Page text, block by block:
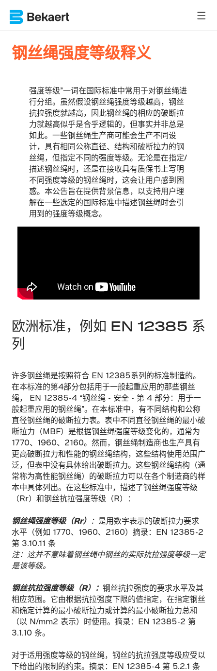
钢丝绳强度等级释义
强度等级”一词在国际标准中常用于对钢丝绳进
行分组。虽然假设钢丝绳强度等级越高，钢丝
抗拉强度就越高，因此钢丝绳的相应的破断拉
力就越高似乎是合乎逻辑的，但事实并非总是
如此。一些钢丝绳生产商可能会生产不同设
计，具有相同公称直径、结构和破断拉力的钢
丝绳，但指定不同的强度等级。无论是在指定/
描述钢丝绳时，还是在接收具有质保书上写明
不同强度等级的钢丝绳时，这会让用户感到困
惑。本公告旨在提供背景信息，以支持用户理
解在一些选定的国际标准中描述钢丝绳时会引
用到的强度等级概念。
欧洲标准，例如 EN 12385 系
列
许多钢丝绳是按照符合 EN 12385系列的标准制造的。
在本标准的第4部分包括用于一般起重应用的那些钢丝
绳， EN 12385-4 “钢丝绳 - 安全 - 第 4 部分：用于一
般起重应用的钢丝绳”。在本标准中，有不同结构和公称
直径钢丝绳的破断拉力表。表中不同直径钢丝绳的最小破
断拉力（MBF）是根据钢丝绳强度等级变化的，通常为
1770、1960、2160。然而，钢丝绳制造商也生产具有
更高破断拉力和性能的钢丝绳结构，这些结构使用范围广
泛，但表中没有具体给出破断拉力。这些钢丝绳结构（通
常称为高性能钢丝绳）的破断拉力可以在各个制造商的样
本中具体列出。在这些标准中，描述了钢丝绳强度等级
（Rr）和钢丝抗拉强度等级（R）：
钢丝绳强度等级（Rr） ： 是用数字表示的破断拉力要求
水平（例如 1770、1960、2160）摘录：EN 12385-2
第 3.10.11 条
注：这并不意味着钢丝绳中钢丝的实际抗拉强度等级一定
是该等级。
钢丝抗拉强度等级（R）： 钢丝抗拉强度的要求水平及其
相应范围。它由根据抗拉强度下限的值指定，在指定钢丝
和确定计算的最小破断拉力或计算的最小破断拉力总和
（以 N/mm2 表示）时使用。摘录：EN 12385-2 第
3.1.10 条。
对于适用强度等级的钢丝绳，钢丝的抗拉强度等级应受以
下给出的限制的约束。摘录：EN 12385-4 第 5.2.1 条